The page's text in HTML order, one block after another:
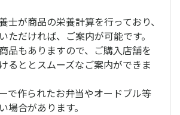
士が商品の栄養計算を行っており、
ただければ、ご案内が可能です。
品もありますので、ご購入店舗を
るととスムーズなご案内ができま
で作られたお弁当やオードブル等
場合があります。